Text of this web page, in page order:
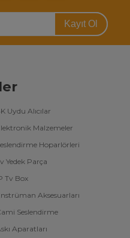
Kayıt Ol
Uydu Alıcılar
Malzemeler
Hoparlörleri
Yedek Parça
Tv Box
Aksesuarları
Seslendirme
Aparatları